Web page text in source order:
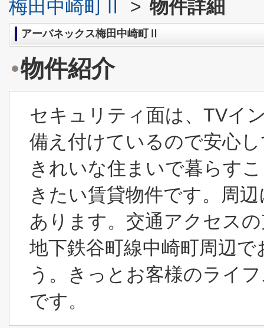
梅田中崎町Ⅱ
> 物件詳細
アーバネックス梅田中崎町Ⅱ
物件紹介
セキュリティ面は、TVイ
備え付けているので安心
きれいな住まいで暮らす
きたい賃貸物件です。周
あります。交通アクセス
地下鉄谷町線中崎町周辺
う。きっとお客様のライ
です。